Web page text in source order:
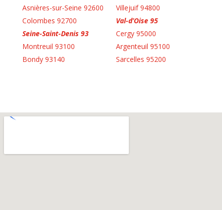
Asnières-sur-Seine 92600
Colombes 92700
Seine-Saint-Denis 93
Montreuil 93100
Bondy 93140
Villejuif 94800
Val-d’Oise 95
Cergy 95000
Argenteuil 95100
Sarcelles 95200